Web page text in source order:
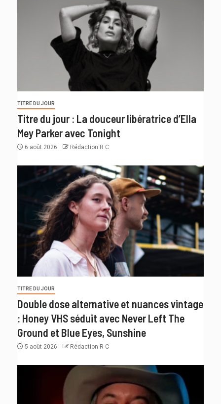
TITRE DU JOUR
Titre du jour : La douceur libératrice d’Ella
Mey Parker avec Tonight
6 août 2026 Rédaction R C
TITRE DU JOUR
Double dose alternative et nuances vintage
: Honey VHS séduit avec Never Left The
Ground et Blue Eyes, Sunshine
5 août 2026 Rédaction R C